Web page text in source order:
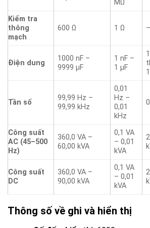
MΩ
Kiểm tra
thông
mạch
600 Ω 1 Ω
Điện dung
1000 nF –
9999 μF
1 nF –
1 μF
Tần số
99,99 Hz –
99,99 kHz
0,01
Hz –
0,01
kHz
Công suất
AC (45–500
Hz)
360,0 VA –
60,00 kVA
0,1 VA
– 0,01
kVA
Công suất
DC
360,0 VA –
90,00 kVA
0,1 VA
– 0,01
kVA
Thông số về ghi và hiển thị